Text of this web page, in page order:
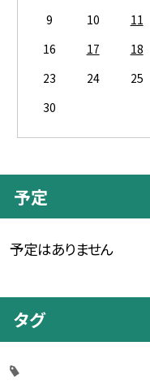
9
10 11
16
17 18
23
24 25
30
予定
予定はありません
タグ